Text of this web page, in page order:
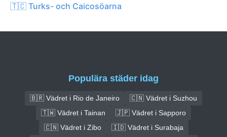
🇹🇨 Turks- och Caicosöarna
Populära städer idag
🇧🇷 Vädret i Rio de Janeiro
🇨🇳 Vädret i Suzhou
🇹🇼 Vädret i Tainan
🇯🇵 Vädret i Sapporo
🇨🇳 Vädret i Zibo
🇮🇩 Vädret i Surabaja